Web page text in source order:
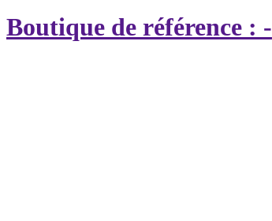
Boutique de référence : -